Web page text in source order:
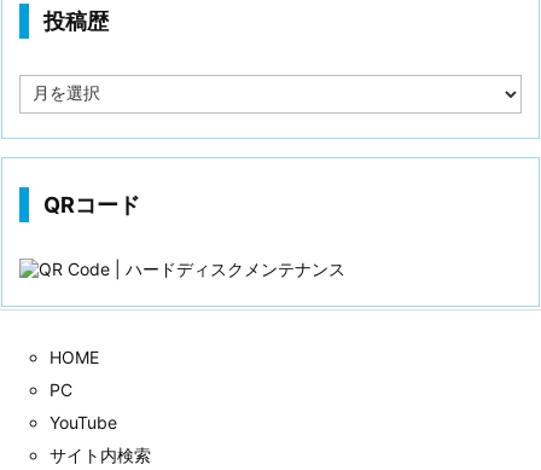
投稿歴
稿
QRコード
HOME
PC
YouTube
サイト内検索